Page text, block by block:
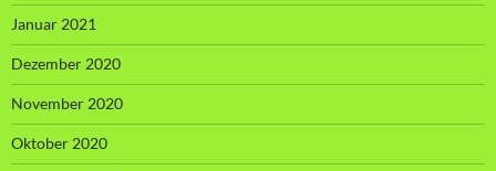
Januar 2021
Dezember 2020
November 2020
Oktober 2020